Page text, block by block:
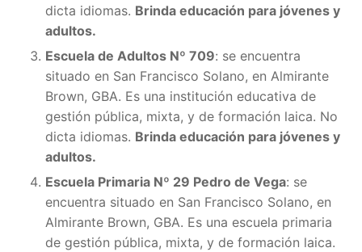
dicta idiomas. Brinda educación para jóvenes y
adultos.
Escuela de Adultos Nº 709: se encuentra
situado en San Francisco Solano, en Almirante
Brown, GBA. Es una institución educativa de
gestión pública, mixta, y de formación laica. No
dicta idiomas. Brinda educación para jóvenes y
adultos.
Escuela Primaria Nº 29 Pedro de Vega: se
encuentra situado en San Francisco Solano, en
Almirante Brown, GBA. Es una escuela primaria
de gestión pública, mixta, y de formación laica.